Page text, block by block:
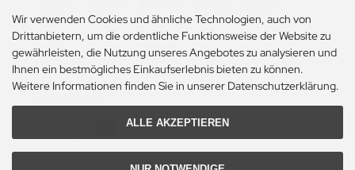
Wir verwenden Cookies und ähnliche Technologien, auch von
Drittanbietern, um die ordentliche Funktionsweise der Website zu
gewährleisten, die Nutzung unseres Angebotes zu analysieren und
Ihnen ein bestmögliches Einkaufserlebnis bieten zu können.
Weitere Informationen finden Sie in unserer Datenschutzerklärung.
ALLE AKZEPTIEREN